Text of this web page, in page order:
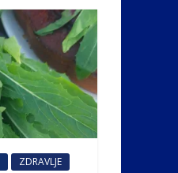
ZDRAVLJE